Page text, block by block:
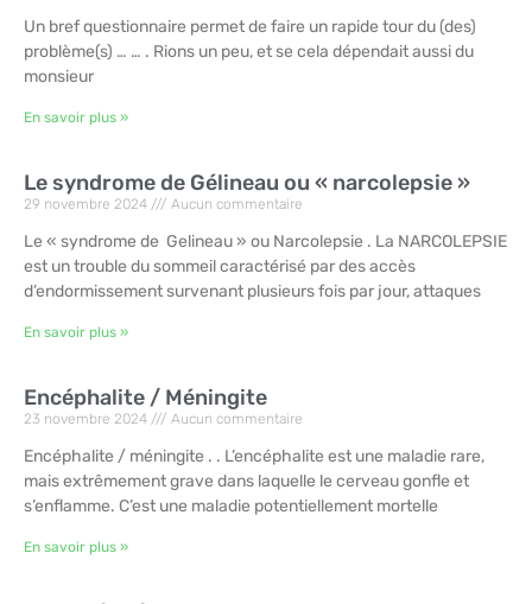
Un bref questionnaire permet de faire un rapide tour du (des)
problème(s) … … . Rions un peu, et se cela dépendait aussi du
monsieur
En savoir plus »
Le syndrome de Gélineau ou « narcolepsie »
29 novembre 2024 Aucun commentaire
Le « syndrome de Gelineau » ou Narcolepsie . La NARCOLEPSIE
est un trouble du sommeil caractérisé par des accès
d’endormissement survenant plusieurs fois par jour, attaques
En savoir plus »
Encéphalite / Méningite
23 novembre 2024 Aucun commentaire
Encéphalite / méningite . . L’encéphalite est une maladie rare,
mais extrêmement grave dans laquelle le cerveau gonfle et
s’enflamme. C’est une maladie potentiellement mortelle
En savoir plus »